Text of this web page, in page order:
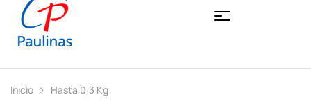
Inicio Hasta 0,3 Kg